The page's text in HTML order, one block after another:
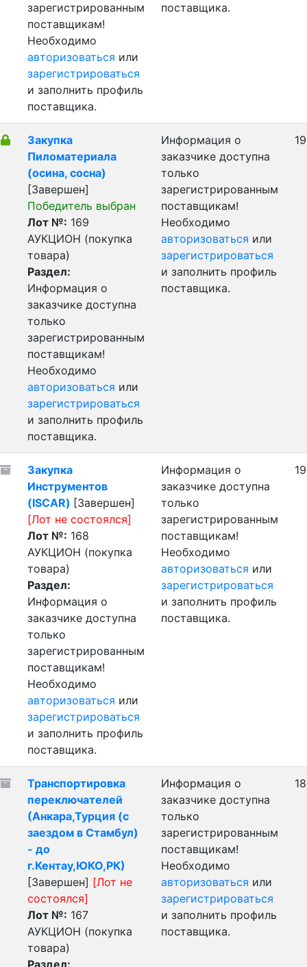
зарегистрированным
поставщикам!
Необходимо
авторизоваться или
зарегистрироваться
и заполнить профиль
поставщика.
поставщика.
Закупка
Пиломатериала
(осина, сосна)
[Завершен]
Победитель выбран
Лот №: 169
АУКЦИОН (покупка
товара)
Раздел:
Информация о
заказчике доступна
только
зарегистрированным
поставщикам!
Необходимо
авторизоваться или
зарегистрироваться
и заполнить профиль
поставщика.
Информация о
заказчике доступна
только
зарегистрированным
поставщикам!
Необходимо
авторизоваться или
зарегистрироваться
и заполнить профиль
поставщика.
Закупка
Инструментов
(ISCAR) [Завершен]
[Лот не состоялся]
Лот №: 168
АУКЦИОН (покупка
товара)
Раздел:
Информация о
заказчике доступна
только
зарегистрированным
поставщикам!
Необходимо
авторизоваться или
зарегистрироваться
и заполнить профиль
поставщика.
Информация о
заказчике доступна
только
зарегистрированным
поставщикам!
Необходимо
авторизоваться или
зарегистрироваться
и заполнить профиль
поставщика.
Транспортировка
переключателей
(Анкара,Турция (с
заездом в Стамбул)
- до
г.Кентау,ЮКО,РК)
[Завершен] [Лот не
состоялся]
Лот №: 167
АУКЦИОН (покупка
товара)
Раздел:
Информация о
заказчике доступна
только
зарегистрированным
поставщикам!
Необходимо
авторизоваться или
зарегистрироваться
и заполнить профиль
поставщика.